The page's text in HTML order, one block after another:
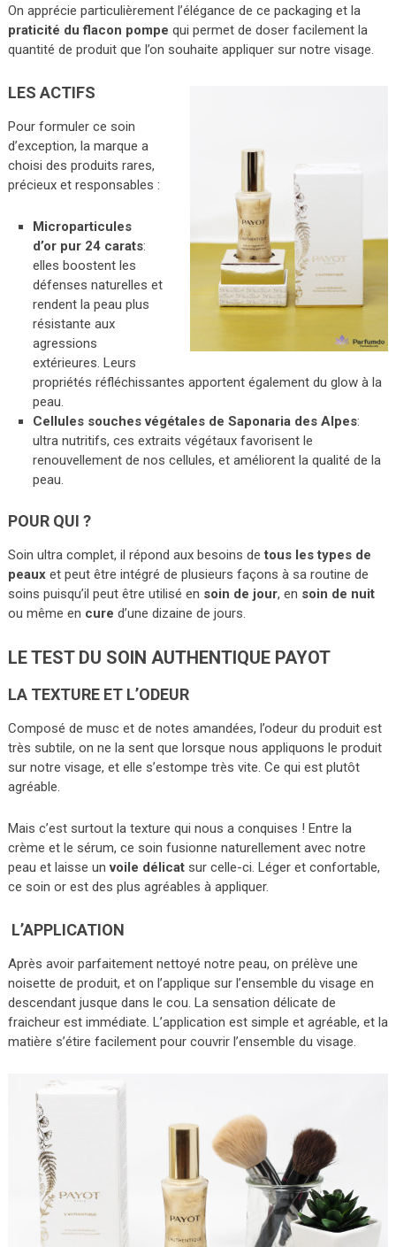
On apprécie particulièrement l’élégance de ce packaging et la
praticité du flacon pompe qui permet de doser facilement la
quantité de produit que l’on souhaite appliquer sur notre visage.
LES ACTIFS
Pour formuler ce soin
d’exception, la marque a
choisi des produits rares,
précieux et responsables :
Microparticules
d’or pur 24 carats:
elles boostent les
défenses naturelles et
rendent la peau plus
résistante aux
agressions
extérieures. Leurs
propriétés réfléchissantes apportent également du glow à la
peau.
Cellules souches végétales de Saponaria des Alpes:
ultra nutritifs, ces extraits végétaux favorisent le
renouvellement de nos cellules, et améliorent la qualité de la
peau.
POUR QUI ?
Soin ultra complet, il répond aux besoins detous les types de
peauxet peut être intégré de plusieurs façons à sa routine de
soins puisqu’il peut être utilisé en soin de jour, en soin de nuit
ou même en cure d’une dizaine de jours.
LE TEST DU SOIN AUTHENTIQUE PAYOT
LA TEXTURE ET L’ODEUR
Composé de musc et de notes amandées, l’odeur du produit est
très subtile, on ne la sent que lorsque nous appliquons le produit
sur notre visage, et elle s’estompe très vite. Ce qui est plutôt
agréable.
Mais c’est surtout la texture qui nous a conquises ! Entre la
crème et le sérum, ce soin fusionne naturellement avec notre
peau et laisse unvoile délicatsur celle-ci. Léger et confortable,
ce soin or est des plus agréables à appliquer.
L’APPLICATION
Après avoir parfaitement nettoyé notre peau, on prélève une
noisette de produit, et on l’applique sur l’ensemble du visage en
descendant jusque dans le cou. La sensation délicate de
fraicheur est immédiate. L’application est simple et agréable, et la
matière s’étire facilement pour couvrir l’ensemble du visage.